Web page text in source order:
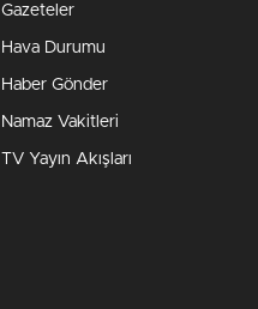
Gazeteler
Hava Durumu
Haber Gönder
Namaz Vakitleri
TV Yayın Akışları